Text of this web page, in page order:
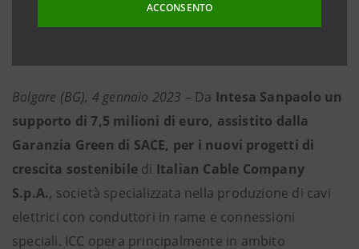
ACCONSENTO
conseguire obiettivi in ambito ESG
Bolgare (BG), 4 gennaio 2023 – Da Intesa Sanpaolo un
supporto di 7,5 milioni di euro, assistito dalla
Garanzia Green di SACE, per i nuovi progetti di
crescita sostenibile di Italian Cable Company
S.p.A., società specializzata nella produzione di cavi
elettrici con conduttori in rame e connessioni
speciali. ICC opera principalmente in ambito